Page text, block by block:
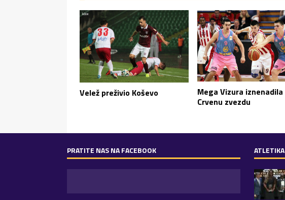
Velež preživio Koševo
Mega Vizura iznenadila
Crvenu zvezdu
PRATITE NAS NA FACEBOOK ATLETIKA